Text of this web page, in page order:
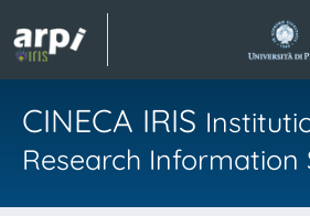
CINECA IRIS
Research Information